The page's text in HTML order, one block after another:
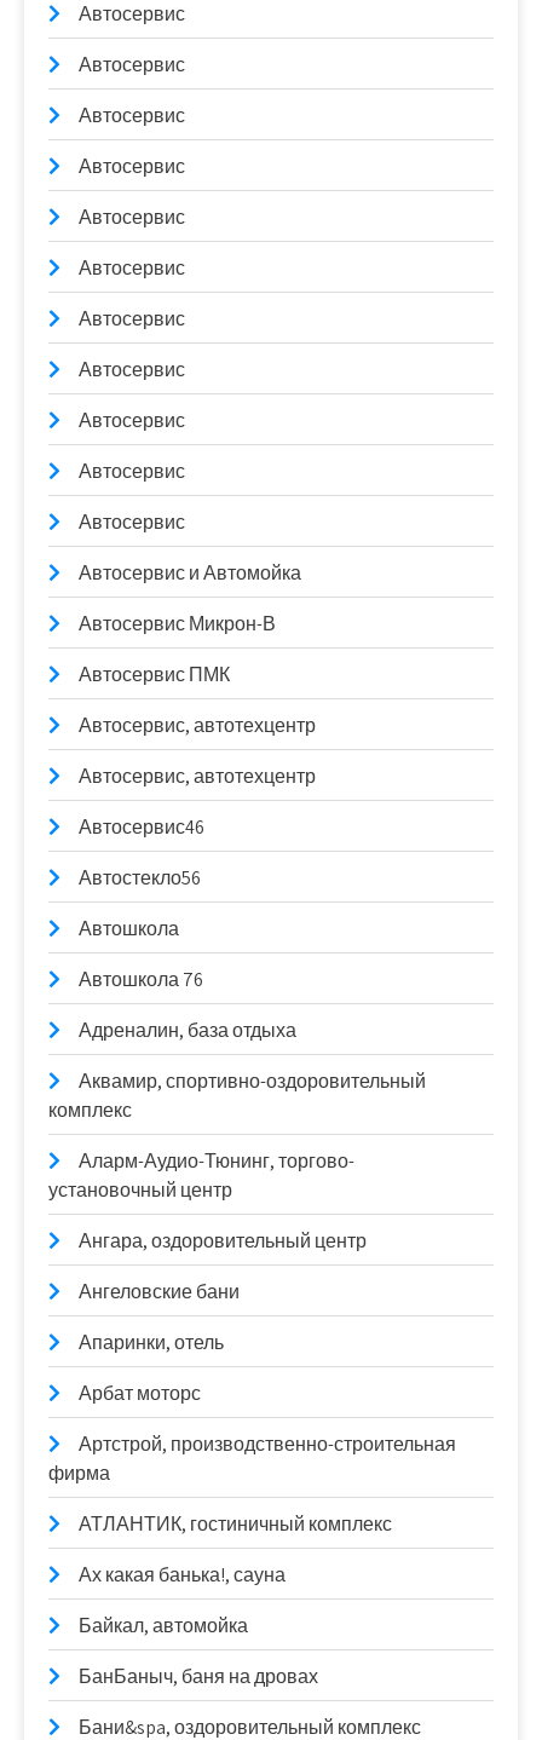
Автосервис
Автосервис
Автосервис
Автосервис
Автосервис
Автосервис
Автосервис
Автосервис
Автосервис
Автосервис
Автосервис
Автосервис и Автомойка
Автосервис Микрон-В
Автосервис ПМК
Автосервис, автотехцентр
Автосервис, автотехцентр
Автосервис46
Автостекло56
Автошкола
Автошкола 76
Адреналин, база отдыха
Аквамир, спортивно-оздоровительный
комплекс
Аларм-Аудио-Тюнинг, торгово-
установочный центр
Ангара, оздоровительный центр
Ангеловские бани
Апаринки, отель
Арбат моторс
Артстрой, производственно-строительная
фирма
АТЛАНТИК, гостиничный комплекс
Ах какая банька!, сауна
Байкал, автомойка
БанБаныч, баня на дровах
Бани&spa, оздоровительный комплекс